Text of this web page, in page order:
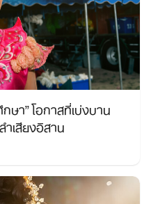
า” โอกาสที่เบ่งบาน
เสียงอิสาน